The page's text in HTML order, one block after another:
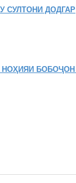
СУЛТОНИ ДОДГАР
НОҲИЯИ